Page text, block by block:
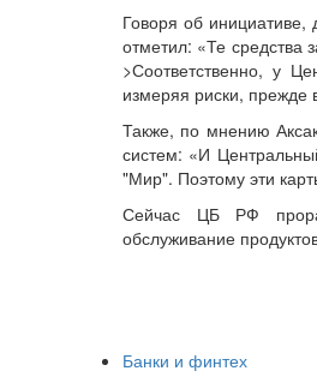
Говоря об инициативе,
отметил: «Те средства
>Соответственно, у
измеряя риски, прежде
Также, по мнению
систем: «И
"Мир". Поэтому эти
Сейчас ЦБ РФ
обслуживание
Банки и финтех